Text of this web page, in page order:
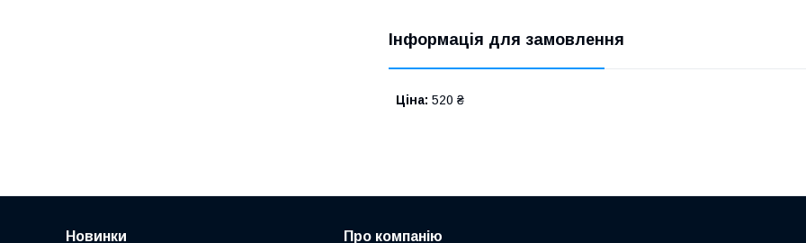
Інформація для замовлення
Ціна: 520 ₴
Новинки Про компанію